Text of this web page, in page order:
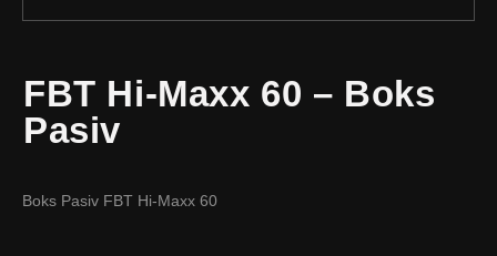
FBT Hi-Maxx 60 – Boks
Pasiv
Boks Pasiv FBT Hi-Maxx 60